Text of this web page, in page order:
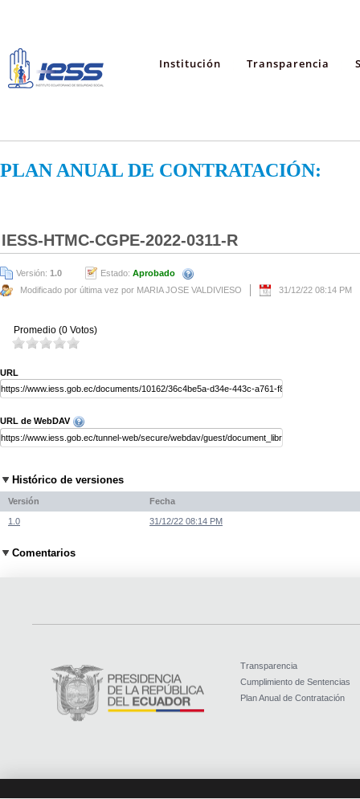
Institución Transparencia
PLAN ANUAL DE CONTRATACIÓN:
IESS-HTMC-CGPE-2022-0311-R
Versión: 1.0 Estado: Aprobado
Modificado por última vez por MARIA JOSE VALDIVIESO
31/12/22 08:14 PM
Promedio (0 Votos)
URL
URL de WebDAV
Histórico de versiones
Versión Fecha
1.0 31/12/22 08:14 PM
Comentarios
Transparencia
Cumplimiento de Sentencias
Plan Anual de Contratación